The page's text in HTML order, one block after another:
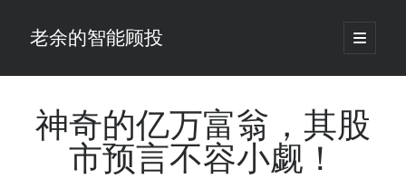
老余的智能顾投
open
primary
Sidebar
最新发表 ：
神奇的亿万富翁，其股
市预言不容小觑！